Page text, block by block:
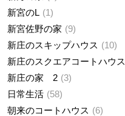
新宮のL
1
新宮佐野の家
9
新庄のスキップハウス
10
新庄のスクエアコートハウス
新庄の家 2 3
日常生活
58
朝来のコートハウス
6